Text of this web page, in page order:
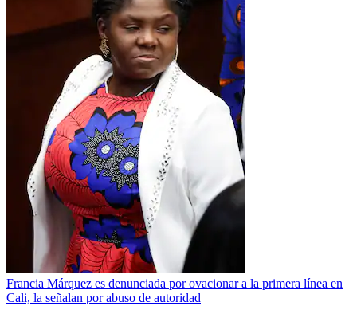
Francia Márquez es denunciada por ovacionar a la primera línea en
Cali, la señalan por abuso de autoridad